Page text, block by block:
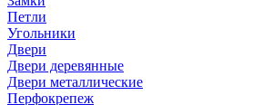
Петли
Угольники
Двери
Двери деревянные
Двери металлические
Перфокрепеж